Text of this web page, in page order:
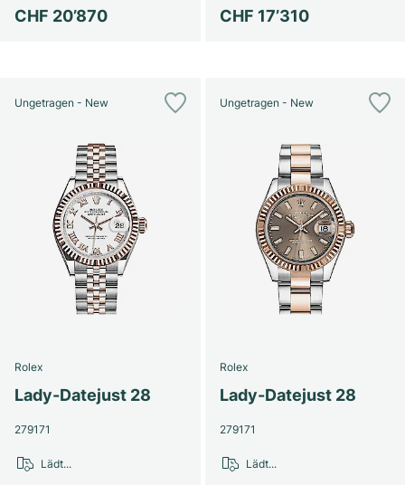
CHF 20’870 CHF 17’310
Ungetragen - New
Rolex
Lady-Datejust 28
279171
Lädt...
Ungetragen - New
Rolex
Lady-Datejust 28
279171
Lädt...